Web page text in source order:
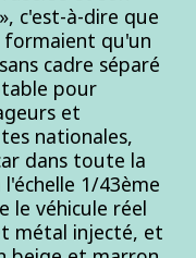
c'est-à-dire que
formaient qu'un
cadre séparé
pour
et
nationales,
dans toute la
1/43ème
véhicule réel
métal injecté, et